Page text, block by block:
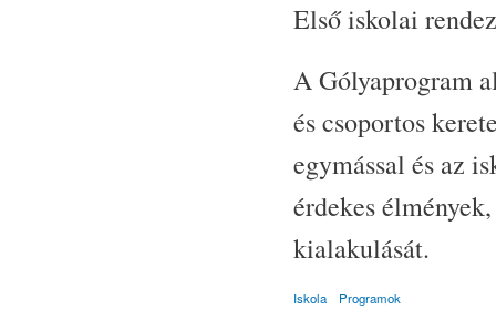
Első iskolai
A Gólyaprogram
és csoportos
egymással és az
érdekes
kialakulását.
Iskola Programok